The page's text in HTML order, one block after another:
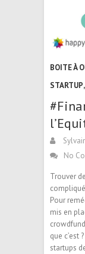
BOITE À
STARTUP,
No
Trouver
Pour
mis en
que c’est
startups